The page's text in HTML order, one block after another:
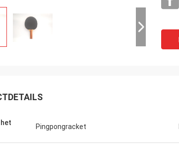
het
Pingpongracket